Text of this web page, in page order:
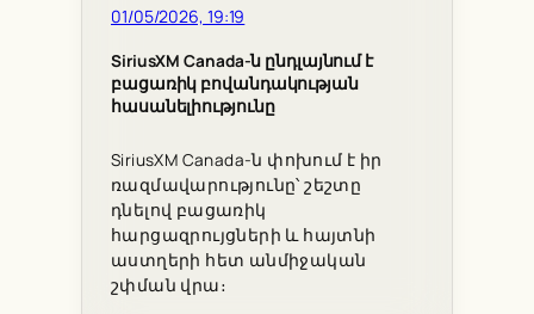
01/05/2026, 19:19
SiriusXM Canada-ն ընդլայնում է
բացառիկ բովանդակության
հասանելիությունը
SiriusXM Canada-ն փոխում է իր
ռազմավարությունը՝ շեշտը
դնելով բացառիկ
հարցազրույցների և հայտնի
աստղերի հետ անմիջական
շփման վրա։